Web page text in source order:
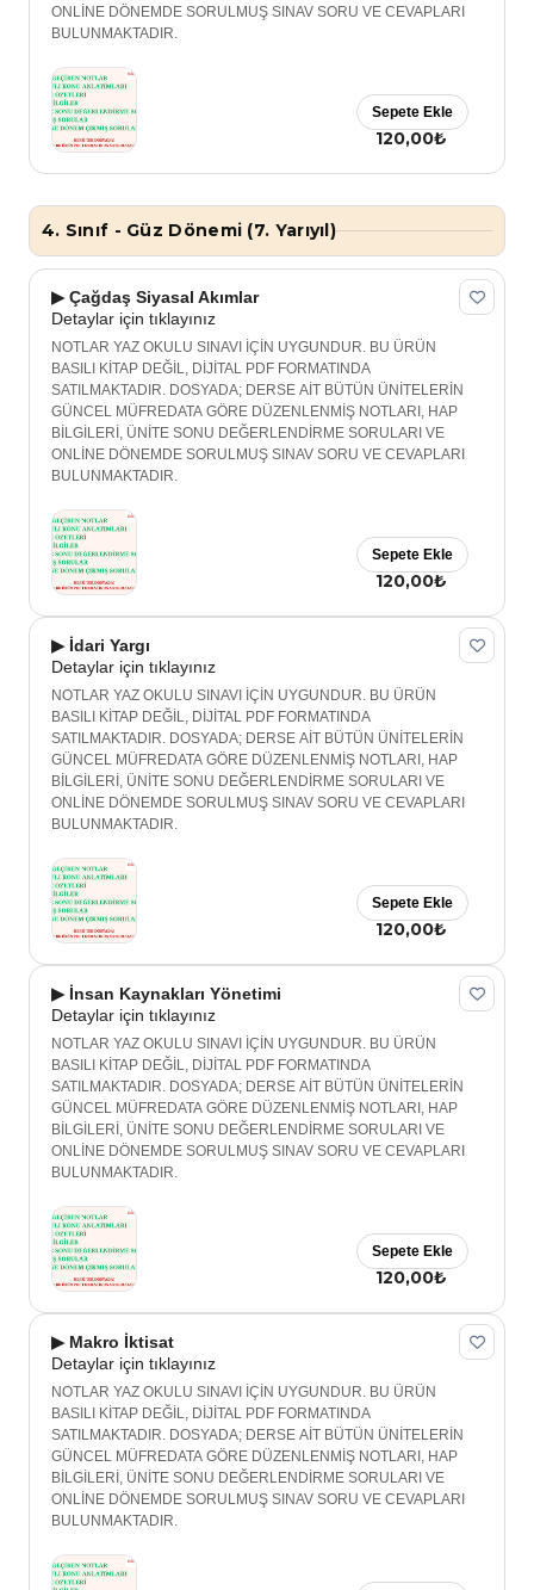
ONLİNE DÖNEMDE SORULMUŞ SINAV SORU VE CEVAPLARI
BULUNMAKTADIR.
120,00₺
Sepete Ekle
4. Sınıf - Güz Dönemi (7. Yarıyıl)
▶ Çağdaş Siyasal Akımlar
Detaylar için tıklayınız
NOTLAR YAZ OKULU SINAVI İÇİN UYGUNDUR. BU ÜRÜN
BASILI KİTAP DEĞİL, DİJİTAL PDF FORMATINDA
SATILMAKTADIR. DOSYADA; DERSE AİT BÜTÜN ÜNİTELERİN
GÜNCEL MÜFREDATA GÖRE DÜZENLENMİŞ NOTLARI, HAP
BİLGİLERİ, ÜNİTE SONU DEĞERLENDİRME SORULARI VE
ONLİNE DÖNEMDE SORULMUŞ SINAV SORU VE CEVAPLARI
BULUNMAKTADIR.
120,00₺
Sepete Ekle
▶ İdari Yargı
Detaylar için tıklayınız
NOTLAR YAZ OKULU SINAVI İÇİN UYGUNDUR. BU ÜRÜN
BASILI KİTAP DEĞİL, DİJİTAL PDF FORMATINDA
SATILMAKTADIR. DOSYADA; DERSE AİT BÜTÜN ÜNİTELERİN
GÜNCEL MÜFREDATA GÖRE DÜZENLENMİŞ NOTLARI, HAP
BİLGİLERİ, ÜNİTE SONU DEĞERLENDİRME SORULARI VE
ONLİNE DÖNEMDE SORULMUŞ SINAV SORU VE CEVAPLARI
BULUNMAKTADIR.
120,00₺
Sepete Ekle
▶ İnsan Kaynakları Yönetimi
Detaylar için tıklayınız
NOTLAR YAZ OKULU SINAVI İÇİN UYGUNDUR. BU ÜRÜN
BASILI KİTAP DEĞİL, DİJİTAL PDF FORMATINDA
SATILMAKTADIR. DOSYADA; DERSE AİT BÜTÜN ÜNİTELERİN
GÜNCEL MÜFREDATA GÖRE DÜZENLENMİŞ NOTLARI, HAP
BİLGİLERİ, ÜNİTE SONU DEĞERLENDİRME SORULARI VE
ONLİNE DÖNEMDE SORULMUŞ SINAV SORU VE CEVAPLARI
BULUNMAKTADIR.
120,00₺
Sepete Ekle
▶ Makro İktisat
Detaylar için tıklayınız
NOTLAR YAZ OKULU SINAVI İÇİN UYGUNDUR. BU ÜRÜN
BASILI KİTAP DEĞİL, DİJİTAL PDF FORMATINDA
SATILMAKTADIR. DOSYADA; DERSE AİT BÜTÜN ÜNİTELERİN
GÜNCEL MÜFREDATA GÖRE DÜZENLENMİŞ NOTLARI, HAP
BİLGİLERİ, ÜNİTE SONU DEĞERLENDİRME SORULARI VE
ONLİNE DÖNEMDE SORULMUŞ SINAV SORU VE CEVAPLARI
BULUNMAKTADIR.